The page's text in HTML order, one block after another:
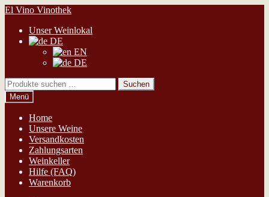
Zur
springen
Zum
springen
El Vino Vinothek
Unser Weinlokal
DE
EN
DE
Suchen
nach:
Suchen
Menü
Home
Unsere Weine
Versandkosten
Zahlungsarten
Weinkeller
Hilfe (FAQ)
Warenkorb